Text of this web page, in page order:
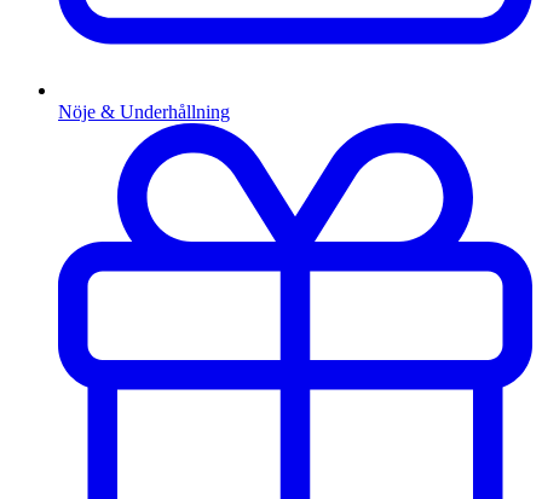
Nöje & Underhållning